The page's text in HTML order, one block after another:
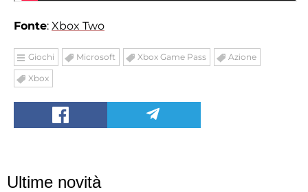
Fonte: Xbox Two
Giochi Microsoft Xbox Game Pass Azione
Xbox
Ultime novità